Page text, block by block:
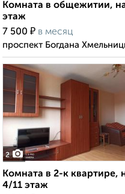
Комната в общежитии,
этаж
7 500 ₽ в месяц
проспект Богдана
2
Комната в 2-к квартире,
4/11 этаж